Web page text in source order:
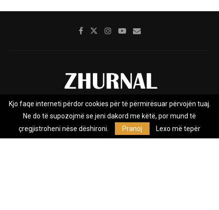
Rreth nesh Impresumi Marketing
Privacy Policy
Zhurnal.mk është Agjenci e Lajmeve e pavarur, e themeluar në vitin
Kjo faqe interneti përdor cookies për të përmirësuar përvojën tuaj.
Ne do të supozojmë se jeni dakord me këtë, por mund të
çregjistroheni nëse dëshironi.
Pranoj Lexo më tepër